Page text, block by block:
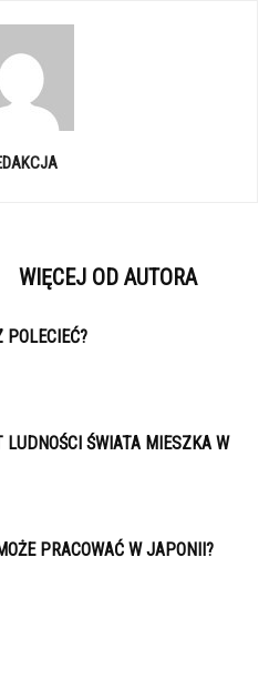
WIĘCEJ OD AUTORA
POLECIEĆ?
LUDNOŚCI ŚWIATA MIESZKA W
PRACOWAĆ W JAPONII?